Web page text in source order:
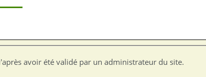
avoir été validé par un administrateur du site.